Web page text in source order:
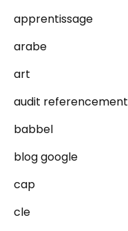
apprentissage
arabe
art
audit referencement
babbel
blog google
cap
cle